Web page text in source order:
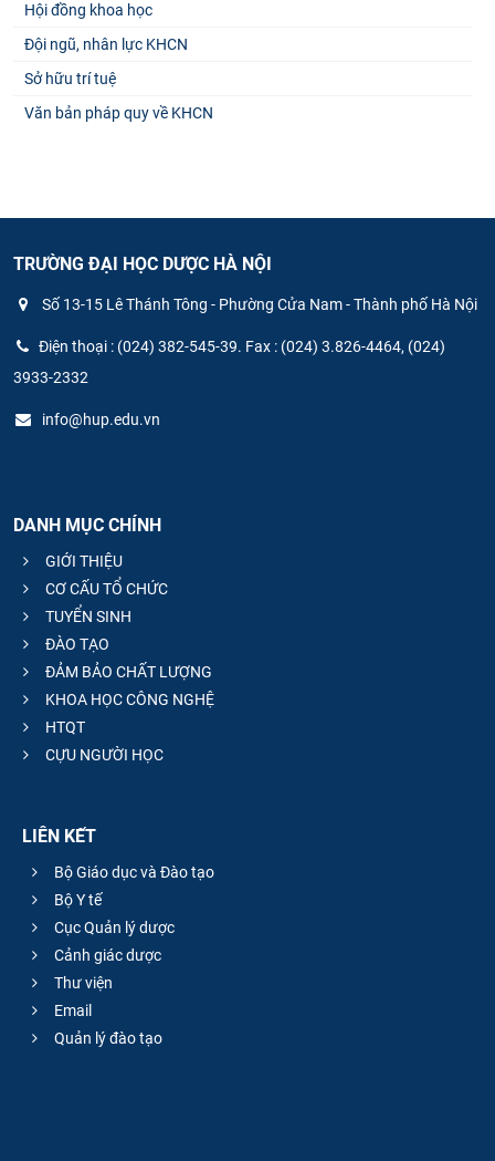
Hội đồng khoa học
Đội ngũ, nhân lực KHCN
Sở hữu trí tuệ
Văn bản pháp quy về KHCN
TRƯỜNG ĐẠI HỌC DƯỢC HÀ NỘI
Số 13-15 Lê Thánh Tông - Phường Cửa Nam - Thành phố Hà Nội
Điện thoại : (024) 382-545-39. Fax : (024) 3.826-4464, (024)
3933-2332
info@hup.edu.vn
DANH MỤC CHÍNH
GIỚI THIỆU
CƠ CẤU TỔ CHỨC
TUYỂN SINH
ĐÀO TẠO
ĐẢM BẢO CHẤT LƯỢNG
KHOA HỌC CÔNG NGHỆ
HTQT
CỰU NGƯỜI HỌC
LIÊN KẾT
Bộ Giáo dục và Đào tạo
Bộ Y tế
Cục Quản lý dược
Cảnh giác dược
Thư viện
Email
Quản lý đào tạo